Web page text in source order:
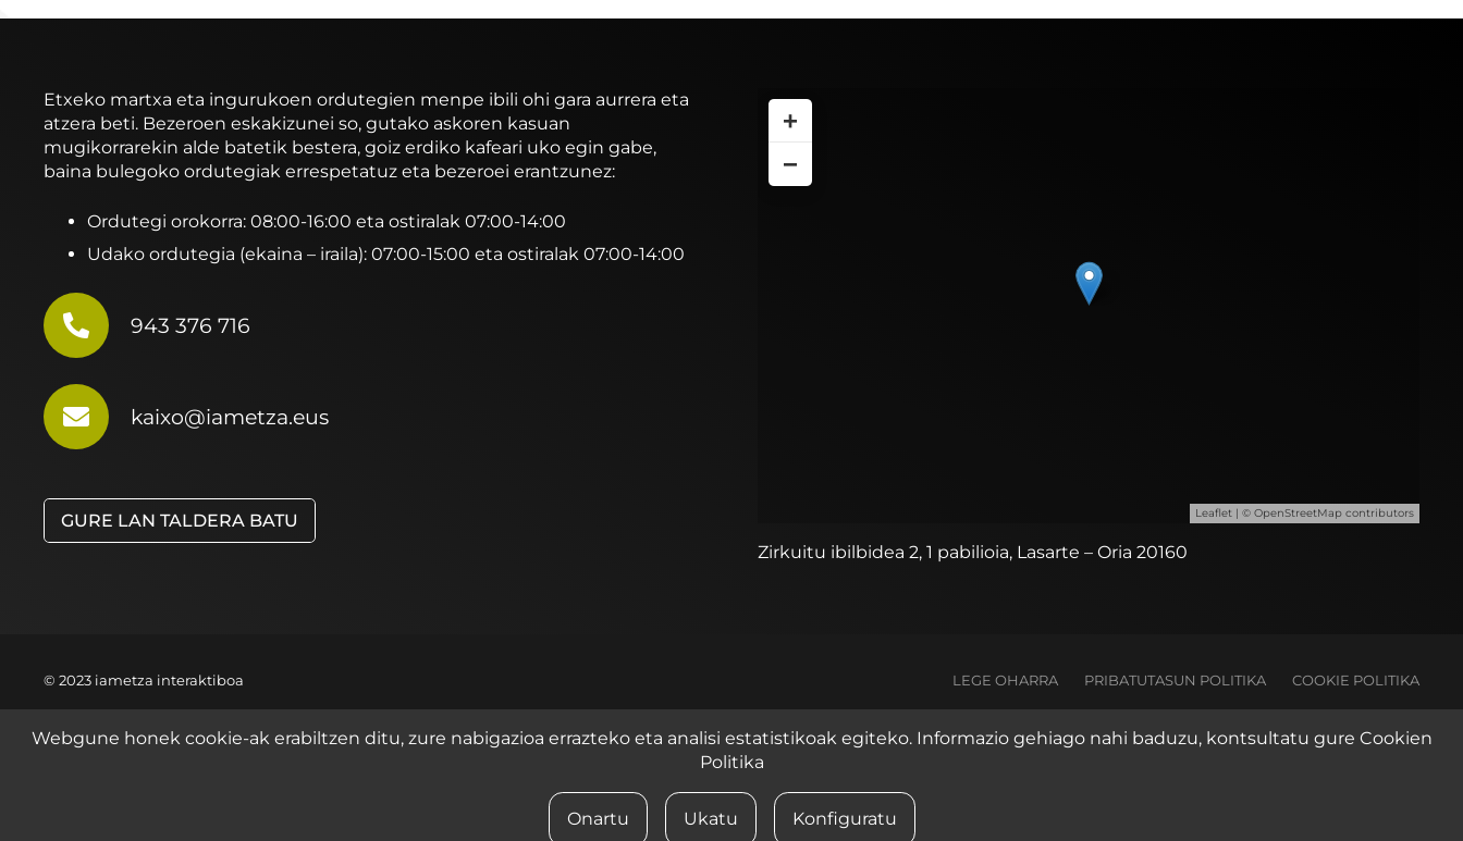
Etxeko martxa eta ingurukoen ordutegien menpe ibili ohi gara aurrera eta
atzera beti. Bezeroen eskakizunei so, gutako askoren kasuan
mugikorrarekin alde batetik bestera, goiz erdiko kafeari uko egin gabe,
baina bulegoko ordutegiak errespetatuz eta bezeroei erantzunez:
Ordutegi orokorra: 08:00-16:00 eta ostiralak 07:00-14:00
Udako ordutegia (ekaina – iraila): 07:00-15:00 eta ostiralak 07:00-14:00
943 376 716
kaixo@iametza.eus
GURE LAN TALDERA BATU
+
−
Leaflet | © OpenStreetMap contributors
Zirkuitu ibilbidea 2, 1 pabilioia, Lasarte – Oria 20160
© 2023 iametza interaktiboa LEGE OHARRA PRIBATUTASUN POLITIKA COOKIE POLITIKA
Webgune honek cookie-ak erabiltzen ditu, zure nabigazioa errazteko eta analisi estatistikoak egiteko. Informazio gehiago nahi baduzu, kontsultatu gure Cookien
Politika
Onartu Ukatu Konfiguratu